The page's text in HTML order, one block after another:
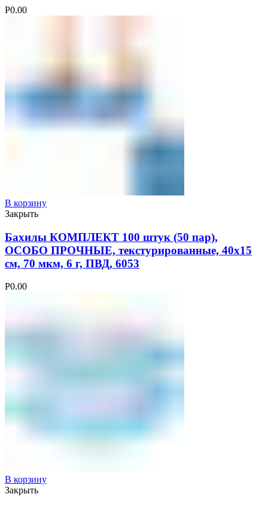
Р0.00
В корзину
Закрыть
Бахилы КОМПЛЕКТ 100 штук (50 пар),
ОСОБО ПРОЧНЫЕ, текстурированные, 40х15
см, 70 мкм, 6 г, ПВД, 6053
Р0.00
В корзину
Закрыть